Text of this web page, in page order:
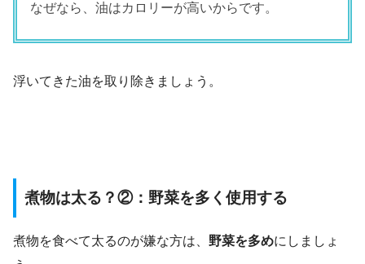
なぜなら、油はカロリーが高いからです。
浮いてきた油を取り除きましょう。
煮物は太る？②：野菜を多く使用する
煮物を食べて太るのが嫌な方は、 野菜を多めにしましょ